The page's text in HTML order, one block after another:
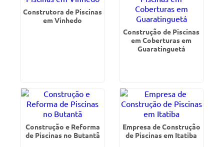
Construtora de Piscinas
em Vinhedo
Construção de Piscinas
em Coberturas em
Guaratinguetá
Construção e Reforma
de Piscinas no Butantã
Empresa de Construção
de Piscinas em Itatiba